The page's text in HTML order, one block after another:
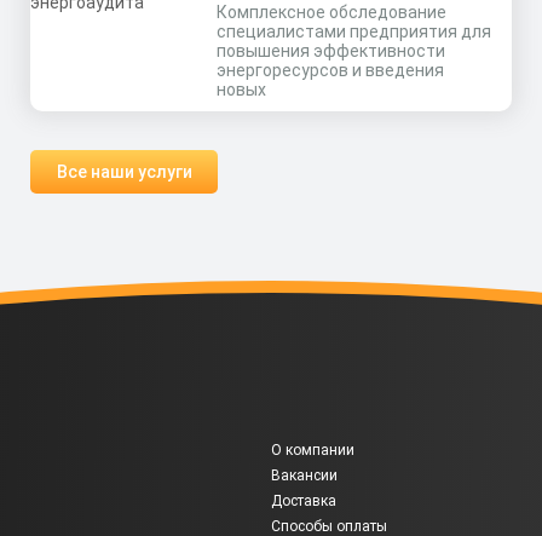
Комплексное обследование
специалистами предприятия для
повышения эффективности
энергоресурсов и введения
новых
Все наши услуги
О компании
Вакансии
Доставка
Способы оплаты